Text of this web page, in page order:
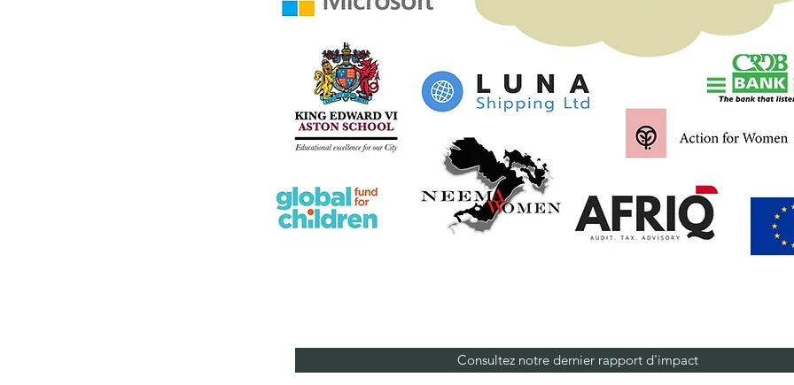
Consultez notre dernier rapport d'impact